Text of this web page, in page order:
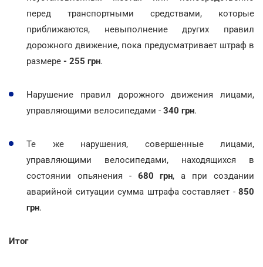
перед транспортными средствами, которые
приближаются, невыполнение других правил
дорожного движение, пока предусматривает штраф в
размере - 255 грн.
Нарушение правил дорожного движения лицами,
управляющими велосипедами - 340 грн.
Те же нарушения, совершенные лицами,
управляющими велосипедами, находящихся в
состоянии опьянения - 680 грн, а при создании
аварийной ситуации сумма штрафа составляет - 850
грн.
Итог